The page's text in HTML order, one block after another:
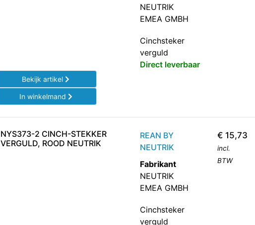
NEUTRIK
EMEA GMBH
Cinchsteker
verguld
Direct leverbaar
Bekijk artikel
In winkelmand
NYS373-2 CINCH-STEKKER
VERGULD, ROOD NEUTRIK
REAN BY
NEUTRIK
Fabrikant
NEUTRIK
EMEA GMBH
Cinchsteker
verguld
€ 15,73
incl.
BTW